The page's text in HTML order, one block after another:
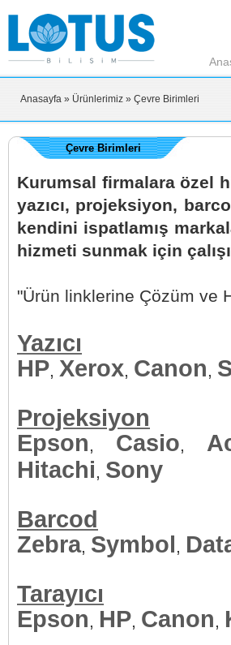
Anasayfa » Ürünlerimiz » Çevre Birimleri
Çevre Birimleri
Kurumsal firmalara özel
yazıcı, projeksiyon,
kendini ispatlamış
hizmeti sunmak için
"Ürün linklerine Çözüm ve
Yazıcı
HP, Xerox, Canon,
Projeksiyon
Epson, Casio,
Hitachi, Sony
Barcod
Zebra, Symbol,
Tarayıcı
Epson, HP, Canon,